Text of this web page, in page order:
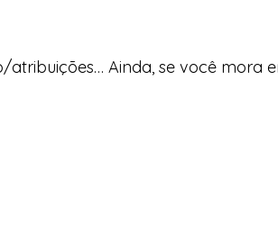
Ainda, se você mora